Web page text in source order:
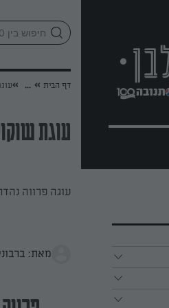
דף הבית »
...
»
עוגת
עוגה פרווה
מאת: